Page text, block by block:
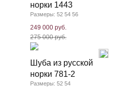
норки 1443
Размеры: 52 54 56
249 000 руб.
275 000 руб.
Шуба из русской
норки 781-2
Размеры: 52 54